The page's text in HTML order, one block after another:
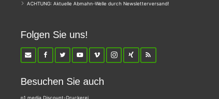
ACHTUNG: Aktuelle Abmahn-Welle durch Newsletterversand!
Folgen Sie uns!
Besuchen Sie auch
p1 media Discount-Druckerei